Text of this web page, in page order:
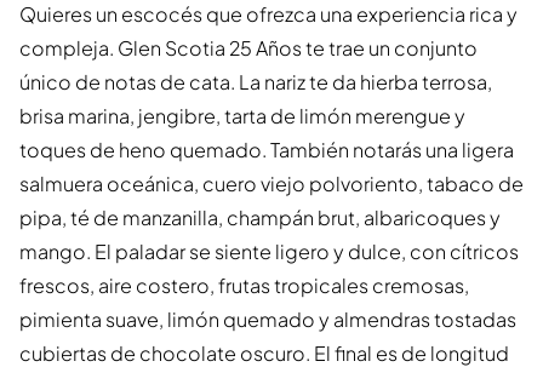
Quieres un escocés que ofrezca una experiencia rica y
compleja. Glen Scotia 25 Años te trae un conjunto
único de notas de cata. La nariz te da hierba terrosa,
brisa marina, jengibre, tarta de limón merengue y
toques de heno quemado. También notarás una ligera
salmuera oceánica, cuero viejo polvoriento, tabaco de
pipa, té de manzanilla, champán brut, albaricoques y
mango. El paladar se siente ligero y dulce, con cítricos
frescos, aire costero, frutas tropicales cremosas,
pimienta suave, limón quemado y almendras tostadas
cubiertas de chocolate oscuro. El final es de longitud